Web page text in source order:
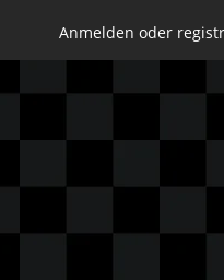
Anmelden oder